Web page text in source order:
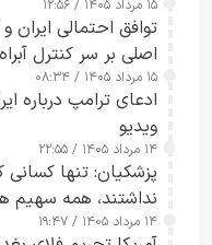
۱۵ مرداد ۱۴۰۵ / ۱۲:۵۶
توافق احتمالی ایران
اصلی بر سر کنترل
۱۵ مرداد ۱۴۰۵ / ۰۸:۳۴
ادعای ترامپ درباره
ویدیو
۱۴ مرداد ۱۴۰۵ / ۲۲:۵۵
پزشکیان: تنها کسانی
نداشتند، همه سهیم
۱۴ مرداد ۱۴۰۵ / ۱۹:۴۷